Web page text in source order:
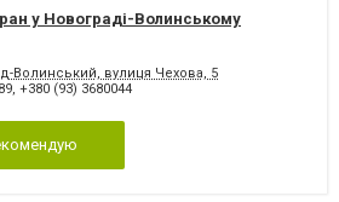
у Новограді-Волинському
Волинський, вулиця Чехова, 5
, +380 (93) 3680044